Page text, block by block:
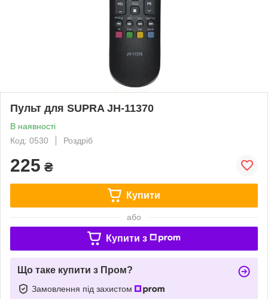
Пульт для SUPRA JH-11370
В наявності
Код: 0530
Роздріб
225 ₴
Купити
або
Купити з
Що таке купити з Пром?
Замовлення під захистом